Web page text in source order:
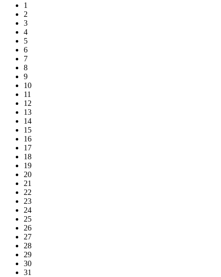
1
2
3
4
5
6
7
8
9
10
11
12
13
14
15
16
17
18
19
20
21
22
23
24
25
26
27
28
29
30
31